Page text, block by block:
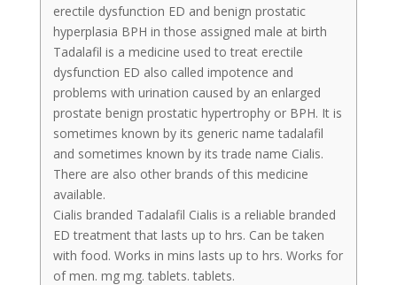
erectile dysfunction ED and benign prostatic
hyperplasia BPH in those assigned male at birth
Tadalafil is a medicine used to treat erectile
dysfunction ED also called impotence and
problems with urination caused by an enlarged
prostate benign prostatic hypertrophy or BPH. It is
sometimes known by its generic name tadalafil
and sometimes known by its trade name Cialis.
There are also other brands of this medicine
available.
Cialis branded Tadalafil Cialis is a reliable branded
ED treatment that lasts up to hrs. Can be taken
with food. Works in mins lasts up to hrs. Works for
of men. mg mg. tablets. tablets.